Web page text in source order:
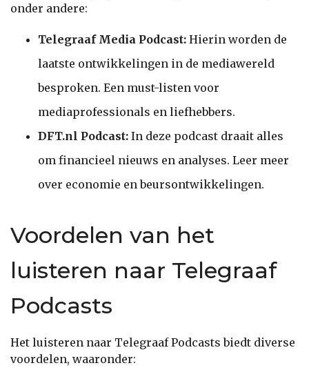
onder andere:
Telegraaf Media Podcast: Hierin worden de
laatste ontwikkelingen in de mediawereld
besproken. Een must-listen voor
mediaprofessionals en liefhebbers.
DFT.nl Podcast: In deze podcast draait alles
om financieel nieuws en analyses. Leer meer
over economie en beursontwikkelingen.
Voordelen van het
luisteren naar Telegraaf
Podcasts
Het luisteren naar Telegraaf Podcasts biedt diverse
voordelen, waaronder: